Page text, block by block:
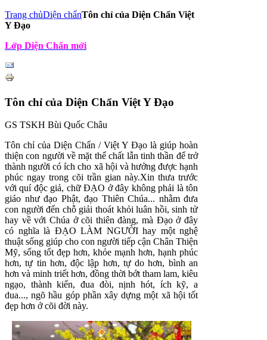
Trang chủDiện chẩnTôn chỉ của Diện Chẩn Việt
Y Đạo
Lớp Diện Chẩn mới
Tôn chỉ của Diện Chẩn Việt Y Đạo
GS TSKH Bùi Quốc Châu
Tôn chỉ của Diện Chẩn / Việt Y Đạo là giúp hoàn
thiện con người về mặt thể chất lẫn tinh thần để trở
thành người có ích cho xã hội và hưởng được hạnh
phúc ngay trong cõi trần gian này.Xin thưa trước
với quí độc giả, chữ ĐẠO ở đây không phải là tôn
giáo như đạo Phật, đạo Thiên Chúa... nhằm đưa
con người đến chỗ giải thoát khỏi luân hồi, sinh tử
hay về với Chúa ở cõi thiên đàng, mà Đạo ở đây
có nghĩa là ĐẠO LÀM NGƯỜI hay một nghệ
thuật sống giúp cho con người tiếp cận Chân Thiện
Mỹ, sống tốt đẹp hơn, khỏe mạnh hơn, hạnh phúc
hơn, tự tin hơn, độc lập hơn, tự do hơn, bình an
hơn và minh triết hơn, đồng thời bớt tham lam, kiêu
ngạo, thành kiến, đua đòi, nịnh hót, ích kỹ, a
dua..., ngõ hầu góp phần xây dựng một xã hội tốt
đẹp hơn ở cõi đời này.